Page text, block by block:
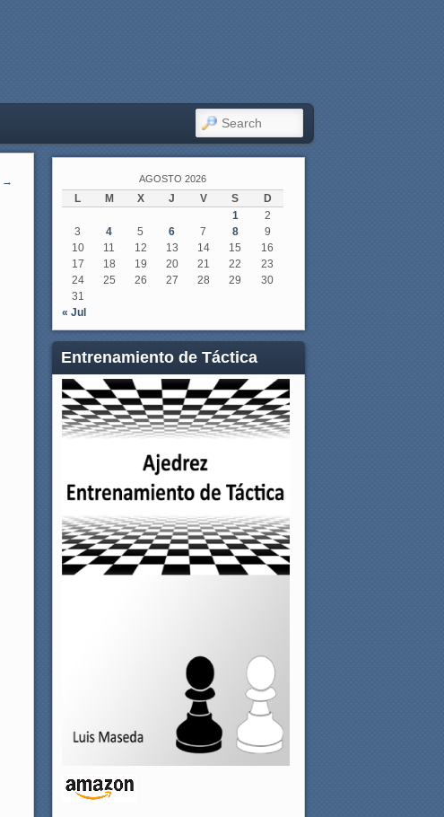
SEARCH
→ AGOSTO 2026
L M X J V S
D
1
2
3
4 5 6 7 8
9
10
11 12 13 14 15
16
17
18 19 20 21 22
23
24
25 26 27 28 29
30
31
« Jul
Entrenamiento de Táctica